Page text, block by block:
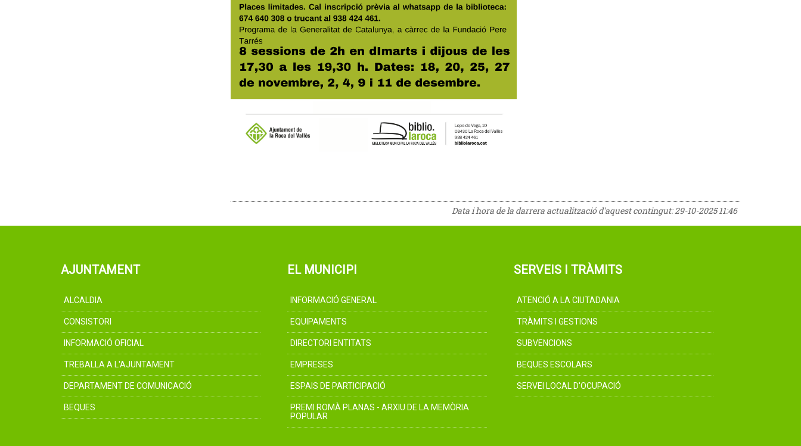
Data i hora de la darrera actualització d'aquest contingut:29-10-2025 11:46
AJUNTAMENT
ALCALDIA
CONSISTORI
INFORMACIÓ OFICIAL
TREBALLA A L'AJUNTAMENT
DEPARTAMENT DE COMUNICACIÓ
BEQUES
EL MUNICIPI
INFORMACIÓ GENERAL
EQUIPAMENTS
DIRECTORI ENTITATS
EMPRESES
ESPAIS DE PARTICIPACIÓ
PREMI ROMÀ PLANAS - ARXIU DE LA MEMÒRIA
POPULAR
SERVEIS I TRÀMITS
ATENCIÓ A LA CIUTADANIA
TRÀMITS I GESTIONS
SUBVENCIONS
BEQUES ESCOLARS
SERVEI LOCAL D'OCUPACIÓ